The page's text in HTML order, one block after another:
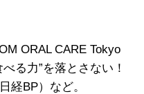
ORAL CARE Tokyo
る力”を落とさない！
経BP）など。